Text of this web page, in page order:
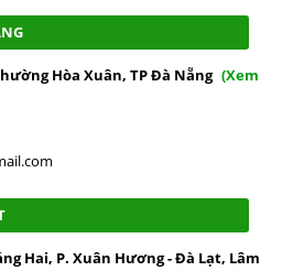
Hòa Xuân, TP Đà Nẵng (Xem
Hai, P. Xuân Hương - Đà Lạt, Lâm